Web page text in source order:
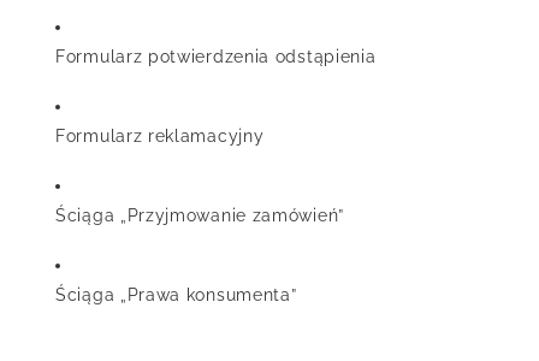
Formularz potwierdzenia odstąpienia
Formularz reklamacyjny
Ściąga „Przyjmowanie zamówień”
Ściąga „Prawa konsumenta”